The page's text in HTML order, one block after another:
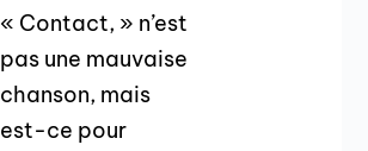
« Contact, » n’est
pas une mauvaise
chanson, mais
est-ce pour